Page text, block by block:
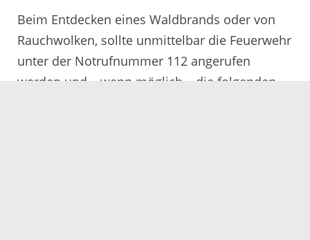
Beim Entdecken eines Waldbrands oder von
Rauchwolken, sollte unmittelbar die Feuerwehr
unter der Notrufnummer 112 angerufen
werden und – wenn möglich – die folgenden